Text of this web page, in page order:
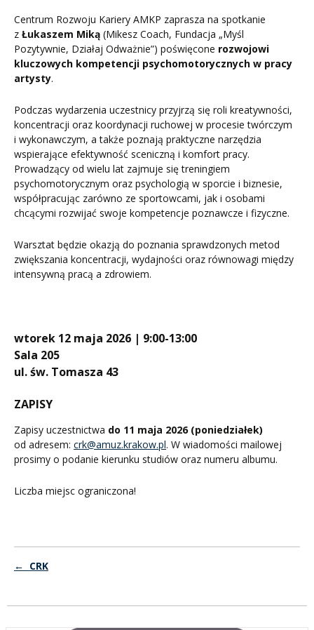
Centrum Rozwoju Kariery AMKP zaprasza na spotkanie
z Łukaszem Miką (Mikesz Coach, Fundacja „Myśl
Pozytywnie, Działaj Odważnie”) poświęcone rozwojowi
kluczowych kompetencji psychomotorycznych w pracy
artysty.
Podczas wydarzenia uczestnicy przyjrzą się roli kreatywności,
koncentracji oraz koordynacji ruchowej w procesie twórczym
i wykonawczym, a także poznają praktyczne narzędzia
wspierające efektywność sceniczną i komfort pracy.
Prowadzący od wielu lat zajmuje się treningiem
psychomotorycznym oraz psychologią w sporcie i biznesie,
współpracując zarówno ze sportowcami, jak i osobami
chcącymi rozwijać swoje kompetencje poznawcze i fizyczne.
Warsztat będzie okazją do poznania sprawdzonych metod
zwiększania koncentracji, wydajności oraz równowagi między
intensywną pracą a zdrowiem.
wtorek 12 maja 2026 | 9:00-13:00
Sala 205
ul. św. Tomasza 43
ZAPISY
Zapisy uczestnictwa do 11 maja 2026 (poniedziałek)
od adresem: crk@amuz.krakow.pl. W wiadomości mailowej
prosimy o podanie kierunku studiów oraz numeru albumu.
Liczba miejsc ograniczona!
← CRK